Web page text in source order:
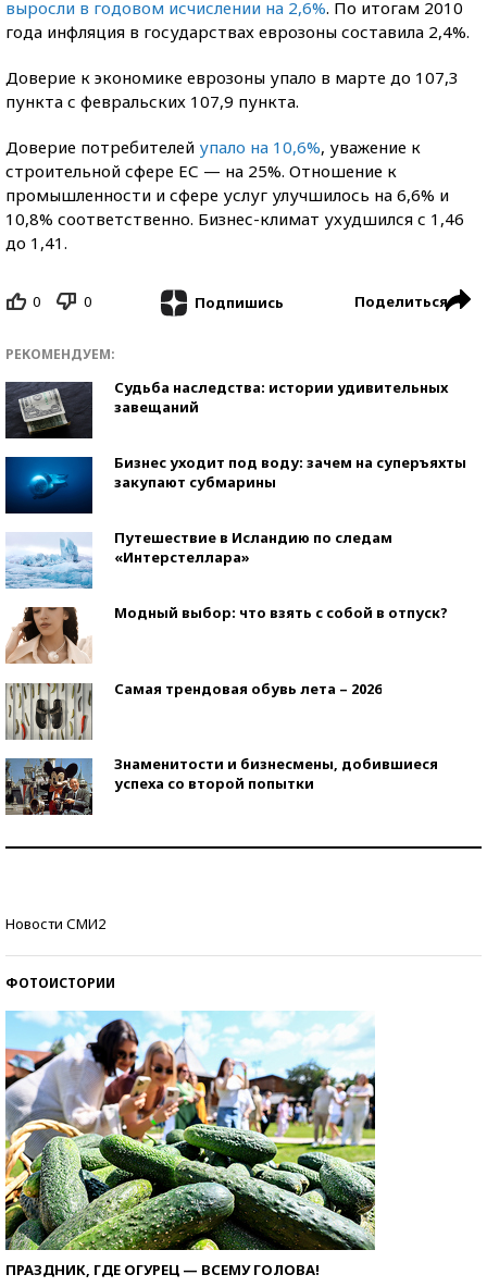
выросли в годовом исчислении на 2,6%. По итогам 2010
года инфляция в государствах еврозоны составила 2,4%.
Доверие к экономике еврозоны упало в марте до 107,3
пункта с февральских 107,9 пункта.
Доверие потребителей упало на 10,6%, уважение к
строительной сфере ЕС — на 25%. Отношение к
промышленности и сфере услуг улучшилось на 6,6% и
10,8% соответственно. Бизнес-климат ухудшился с 1,46
до 1,41.
0 0 Подпишись Поделиться
РЕКОМЕНДУЕМ:
Судьба наследства: истории удивительных
завещаний
Бизнес уходит под воду: зачем на суперъяхты
закупают субмарины
Путешествие в Исландию по следам
«Интерстеллара»
Модный выбор: что взять с собой в отпуск?
Самая трендовая обувь лета – 2026
Знаменитости и бизнесмены, добившиеся
успеха со второй попытки
Новости СМИ2
ФОТОИСТОРИИ
ПРАЗДНИК, ГДЕ ОГУРЕЦ — ВСЕМУ ГОЛОВА!